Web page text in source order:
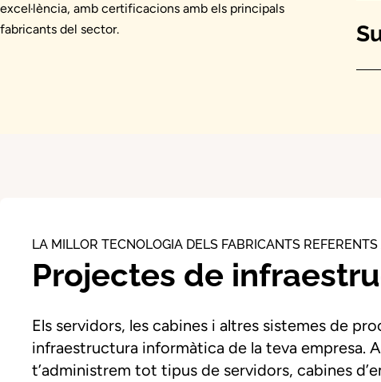
excel·lència, amb certificacions amb els principals
fabricants del sector.
LA MILLOR TECNOLOGIA DELS FABRICANTS
Projectes de
Els servidors, les cabines i altres sistemes de
infraestructura informàtica de la teva empresa.
t’administrem tot tipus de servidors, cabines